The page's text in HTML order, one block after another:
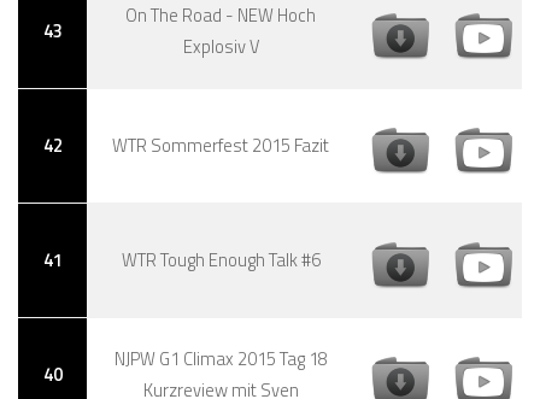
43
On The Road - NEW Hoch
Explosiv V
42 WTR Sommerfest 2015 Fazit
41 WTR Tough Enough Talk #6
40
NJPW G1 Climax 2015 Tag 18
Kurzreview mit Sven